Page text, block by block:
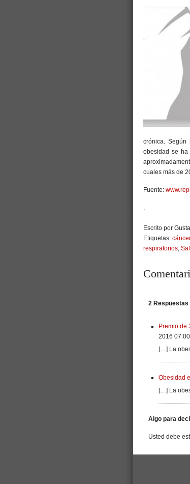
crónica.
obesidad se
cuales más de
Fuente:
.
Escrito por
Etiquetas: cáncer
respiratorios,
2 Respuestas
Premio de
2016 07:00
[…] La
Obesidad
[…] La
Algo para
Usted debe